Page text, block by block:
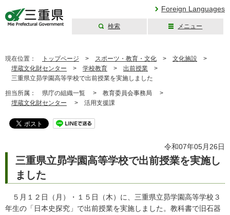
Foreign Languages
検索 メニュー
現在位置： トップページ > スポーツ・教育・文化 > 文化施設 >
埋蔵文化財センター > 学校教育 > 出前授業 >
三重県立昴学園高等学校で出前授業を実施しました
担当所属： 県庁の組織一覧 > 教育委員会事務局 >
埋蔵文化財センター > 活用支援課
令和07年05月26日
三重県立昴学園高等学校で出前授業を実施し
ました
５月１２日（月）・１５日（木）に、三重県立昴学園高等学校３
年生の「日本史探究」で出前授業を実施しました。教科書で旧石器